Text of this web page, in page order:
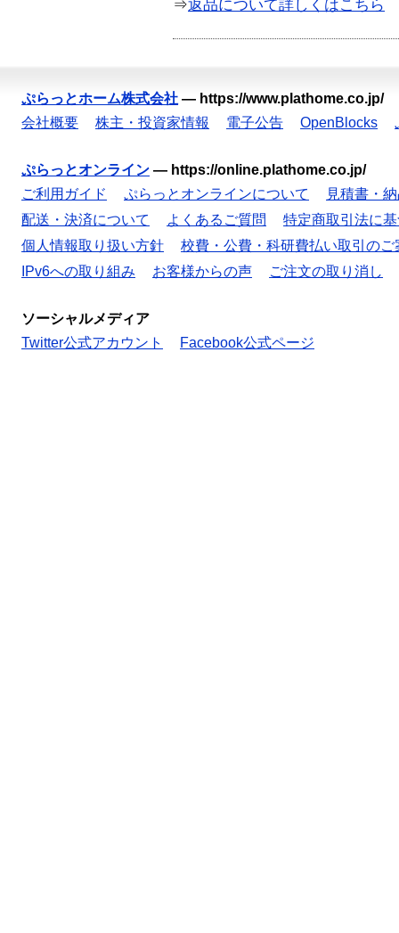
⇒返品について詳しくはこちら
ぷらっとホーム株式会社 — https://www.plathome.co.jp/
会社概要
株主・投資家情報 電子公告 OpenBlocks
ぷらっとオンライン — https://online.plathome.co.jp/
ご利用ガイド
ぷらっとオンラインについて
見積書・
配送・決済について
よくあるご質問
特定商取引法に
個人情報取り扱い方針
校費・公費・科研費払い取引のご
IPv6への取り組み
お客様からの声 ご注文の取り消し
ソーシャルメディア
Twitter公式アカウント
Facebook公式ページ